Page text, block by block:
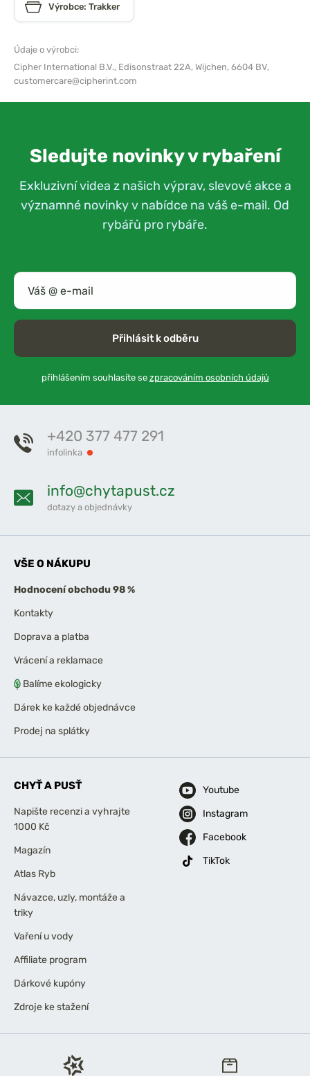
Výrobce: Trakker
Údaje o výrobci:
Cipher International B.V., Edisonstraat 22A, Wijchen, 6604 BV,
customercare@cipherint.com
Sledujte novinky v rybaření
Exkluzivní videa z našich výprav, slevové akce a
významné novinky v nabídce na váš e-mail. Od
rybářů pro rybáře.
Přihlásit k odběru
přihlášením souhlasíte se zpracováním osobních údajů
+420 377 477 291
infolinka
info@chytapust.cz
dotazy a objednávky
VŠE O NÁKUPU
Hodnocení obchodu 98 %
Kontakty
Doprava a platba
Vrácení a reklamace
Balíme ekologicky
Dárek ke každé objednávce
Prodej na splátky
CHYŤ A PUSŤ
Napište recenzi a vyhrajte
1000 Kč
Magazín
Atlas Ryb
Návazce, uzly, montáže a
triky
Vaření u vody
Affiliate program
Dárkové kupóny
Zdroje ke stažení
Youtube
Instagram
Facebook
TikTok